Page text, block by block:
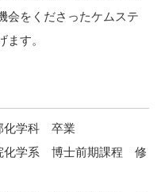
会をくださったケムステ
す。
化学科 卒業
化学系 博士前期課程 修